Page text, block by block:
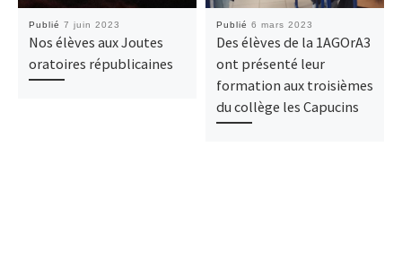
Publié 7 juin 2023
Nos élèves aux Joutes
oratoires républicaines
Publié 6 mars 2023
Des élèves de la 1AGOrA3
ont présenté leur
formation aux troisièmes
du collège les Capucins